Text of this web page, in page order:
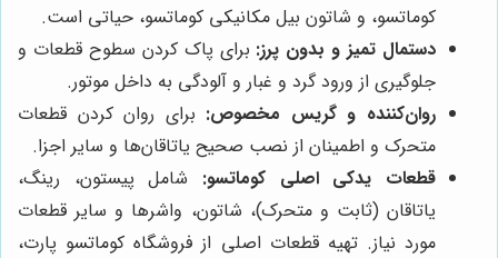
کوماتسو، و شاتون بیل مکانیکی کوماتسو، حیاتی است.
دستمال تمیز و بدون پرز: برای پاک کردن سطوح قطعات و
جلوگیری از ورود گرد و غبار و آلودگی به داخل موتور.
روان‌کننده و گریس مخصوص: برای روان کردن قطعات
متحرک و اطمینان از نصب صحیح یاتاقان‌ها و سایر اجزا.
قطعات یدکی اصلی کوماتسو: شامل پیستون، رینگ،
یاتاقان (ثابت و متحرک)، شاتون، واشرها و سایر قطعات
مورد نیاز. تهیه قطعات اصلی از فروشگاه کوماتسو پارت،